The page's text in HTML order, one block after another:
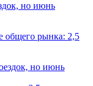
но июнь
общего рынка: 2,5